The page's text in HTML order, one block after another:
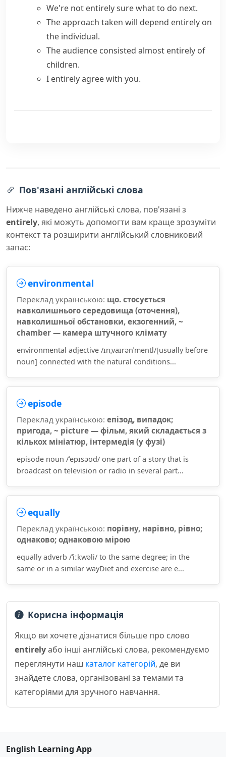
We're not entirely sure what to do next.
The approach taken will depend entirely on
the individual.
The audience consisted almost entirely of
children.
I entirely agree with you.
Пов'язані англійські слова
Нижче наведено англійські слова, пов'язані з
entirely, які можуть допомогти вам краще зрозуміти
контекст та розширити англійський словниковий
запас:
environmental
Переклад українською: що. стосується
навколишнього середовища (оточення),
навколишньої обстановки, екзогенний, ~
chamber — камера штучного клімату
environmental adjective /ɪnˌvaɪrənˈmentl/[usually before
noun] connected with the natural conditions...
episode
Переклад українською: епізод, випадок;
пригода, ~ picture — фільм, який складається з
кількох мініатюр, інтермедія (у фузі)
episode noun /ˈepɪsəʊd/ one part of a story that is
broadcast on television or radio in several part...
equally
Переклад українською: порівну, нарівно, рівно;
однаково; однаковою мірою
equally adverb /ˈiːkwəli/ to the same degree; in the
same or in a similar wayDiet and exercise are e...
Корисна інформація
Якщо ви хочете дізнатися більше про слово
entirelyабо інші англійські слова, рекомендуємо
переглянути наш каталог категорій, де ви
знайдете слова, організовані за темами та
категоріями для зручного навчання.
English Learning App